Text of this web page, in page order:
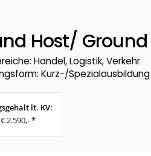
Host/ Ground
Handel, Logistik, Verkehr
Kurz-/Spezialausbildung
lt. KV:
2.590,- *